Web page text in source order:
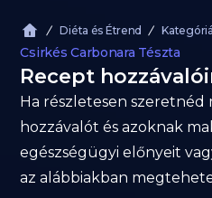
Diéta és Étrend
Csirkés Carbonara Tészta
Recept
Ha részletesen szeretnéd
hozzávalót és azoknak
egészségügyi előnyeit
az alábbiakban